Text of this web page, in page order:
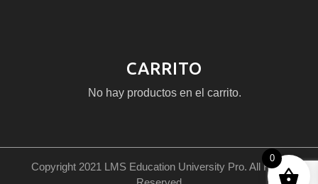
CARRITO
No hay productos en el carrito.
Copyright 2021 LMS Education University Pro. All Right
0